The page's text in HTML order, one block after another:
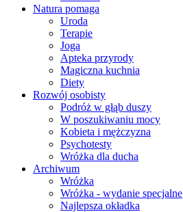
Natura pomaga
Uroda
Terapie
Joga
Apteka przyrody
Magiczna kuchnia
Diety
Rozwój osobisty
Podróż w głąb duszy
W poszukiwaniu mocy
Kobieta i mężczyzna
Psychotesty
Wróżka dla ducha
Archiwum
Wróżka
Wróżka - wydanie specjalne
Najlepsza okładka